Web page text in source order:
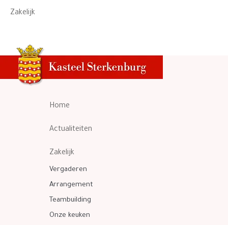
Zakelijk
Home
Actualiteiten
Zakelijk
Vergaderen
Arrangement
Teambuilding
Onze keuken